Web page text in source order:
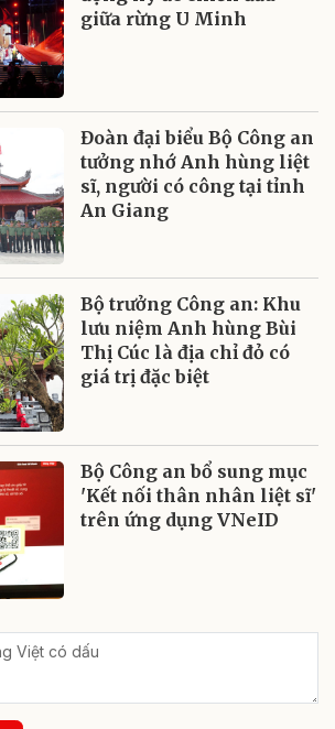
giữa rừng U Minh
Đoàn đại biểu Bộ Công an
tưởng nhớ Anh hùng liệt
sĩ, người có công tại tỉnh
An Giang
Bộ trưởng Công an: Khu
lưu niệm Anh hùng Bùi
Thị Cúc là địa chỉ đỏ có
giá trị đặc biệt
Bộ Công an bổ sung mục
'Kết nối thân nhân liệt sĩ'
trên ứng dụng VNeID